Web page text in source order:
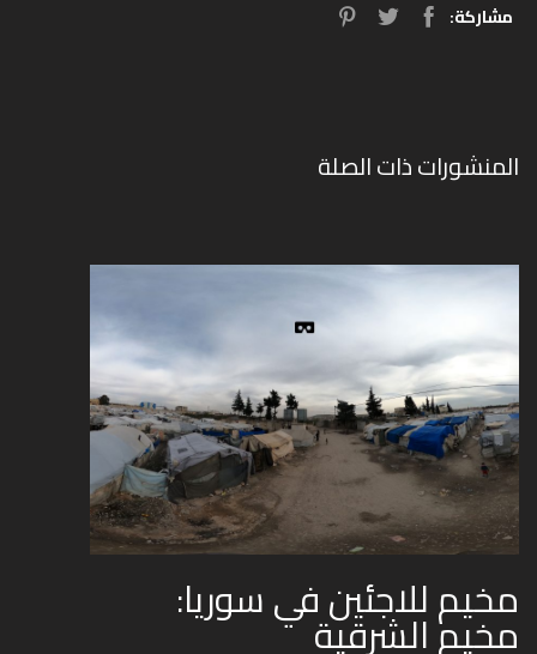
مشاركة:
المنشورات ذات الصلة
مخيم للاجئين في سوريا:
مخيم الشرقية